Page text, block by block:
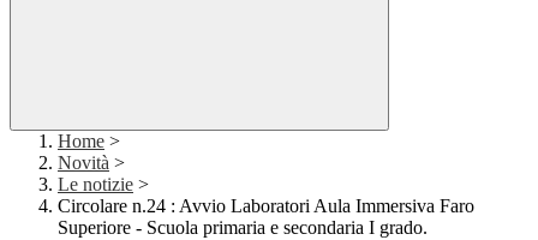
Home >
Novità >
Le notizie >
Circolare n.24 : Avvio Laboratori Aula Immersiva Faro
Superiore - Scuola primaria e secondaria I grado.